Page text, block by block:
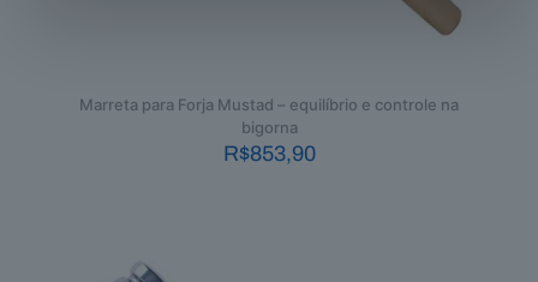
Marreta para Forja Mustad – equilíbrio e controle na
bigorna
R$853,90